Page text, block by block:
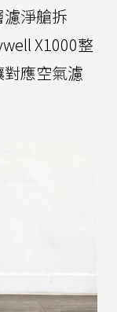
淨艙拆
X1000整
應空氣濾